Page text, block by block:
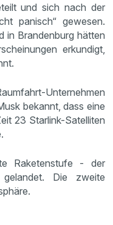
und sich nach der
panisch“ gewesen.
in Brandenburg hätten
erkundigt,
Unternehmen
bekannt, dass eine
23 Starlink-Satelliten
Raketenstufe - der
Die zweite